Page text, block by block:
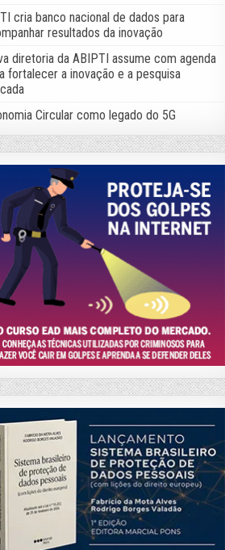
cria banco nacional de dados para
resultados da inovação
diretoria da ABIPTI assume com agenda
fortalecer a inovação e a pesquisa
Circular como legado do 5G